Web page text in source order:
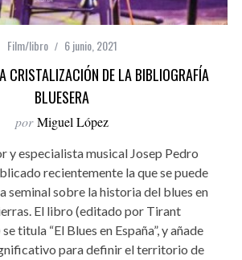
Film/libro 6 junio, 2021
CRISTALIZACIÓN DE LA BIBLIOGRAFÍA
BLUESERA
por Miguel López
y especialista musical Josep Pedro
recientemente la que se puede
seminal sobre la historia del blues en
El libro (editado por Tirant
titula “El Blues en España”, y añade
para definir el territorio de